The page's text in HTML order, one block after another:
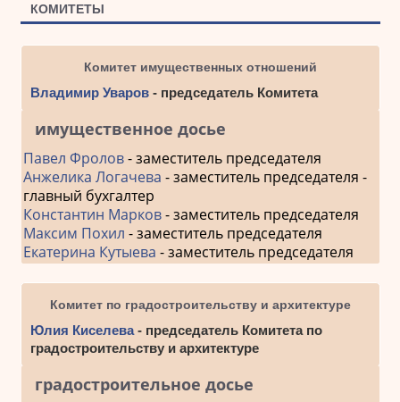
КОМИТЕТЫ
Комитет имущественных отношений
Владимир Уваров- председатель Комитета
имущественное досье
Павел Фролов- заместитель председателя
Анжелика Логачева - заместитель председателя -
главный бухгалтер
Константин Марков- заместитель председателя
Максим Похил - заместитель председателя
Екатерина Кутыева - заместитель председателя
Комитет по градостроительству и архитектуре
Юлия Киселева- председатель Комитета по
градостроительству и архитектуре
градостроительное досье